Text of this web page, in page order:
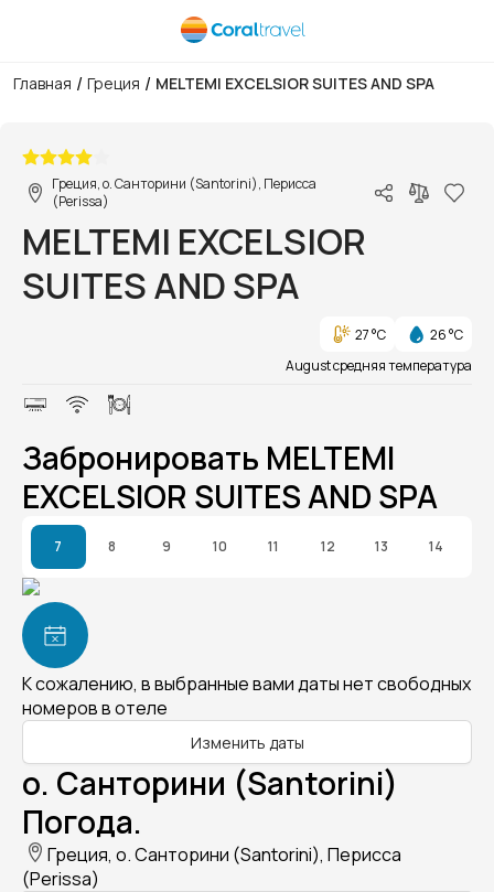
Главная / Греция / MELTEMI EXCELSIOR SUITES AND SPA
Греция, о. Санторини (Santorini), Перисса
(Perissa)
MELTEMI EXCELSIOR
SUITES AND SPA
27 °C
26 °C
August средняя температура
Забронировать MELTEMI
EXCELSIOR SUITES AND SPA
7 8 9 10 11 12 13 14
К сожалению, в выбранные вами даты нет свободных
номеров в отеле
Изменить даты
о. Санторини (Santorini)
Погода.
Греция, о. Санторини (Santorini), Перисса
(Perissa)